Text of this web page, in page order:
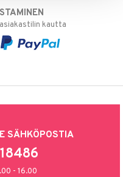
kautta
SÄHKÖPOSTIA
- 16.00